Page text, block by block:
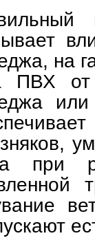
на
ПВХ
при